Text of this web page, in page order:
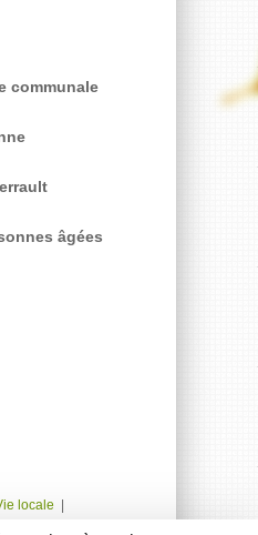
communale
âgées
locale